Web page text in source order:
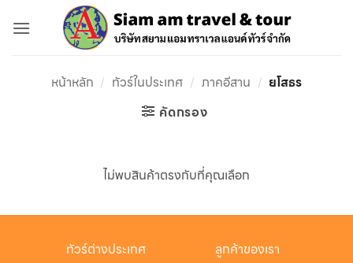
หน้าหลัก / ทัวร์ในประเทศ / ภาคอีสาน / ยโสธร
คัดกรอง
ไม่พบสินค้าตรงกับที่คุณเลือก
ทัวร์ต่างประเทศ
ลูกค้าของเรา